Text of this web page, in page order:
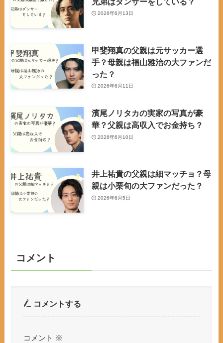
2026年6月13日
甲斐翔真の父親は元サッカー選
手？母親は福山雅治の大ファンだ
った？
2026年6月11日
濱尾ノリタカの実家の写真が豪
華？父親は高収入でお金持ち？
2026年6月10日
井上祐貴の父親は細マッチョ？母
親は小栗旬の大ファンだった？
2026年6月5日
コメント
コメントする
コメント ※